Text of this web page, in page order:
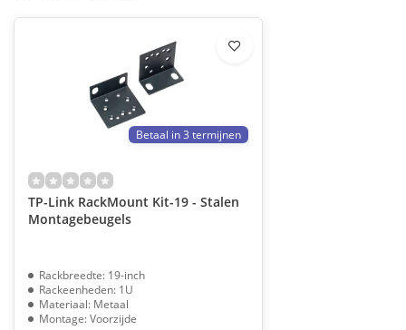
Betaal in 3 termijnen
TP-Link RackMount Kit-19 - Stalen
Montagebeugels
Rackbreedte: 19-inch
Rackeenheden: 1U
Materiaal: Metaal
Montage: Voorzijde